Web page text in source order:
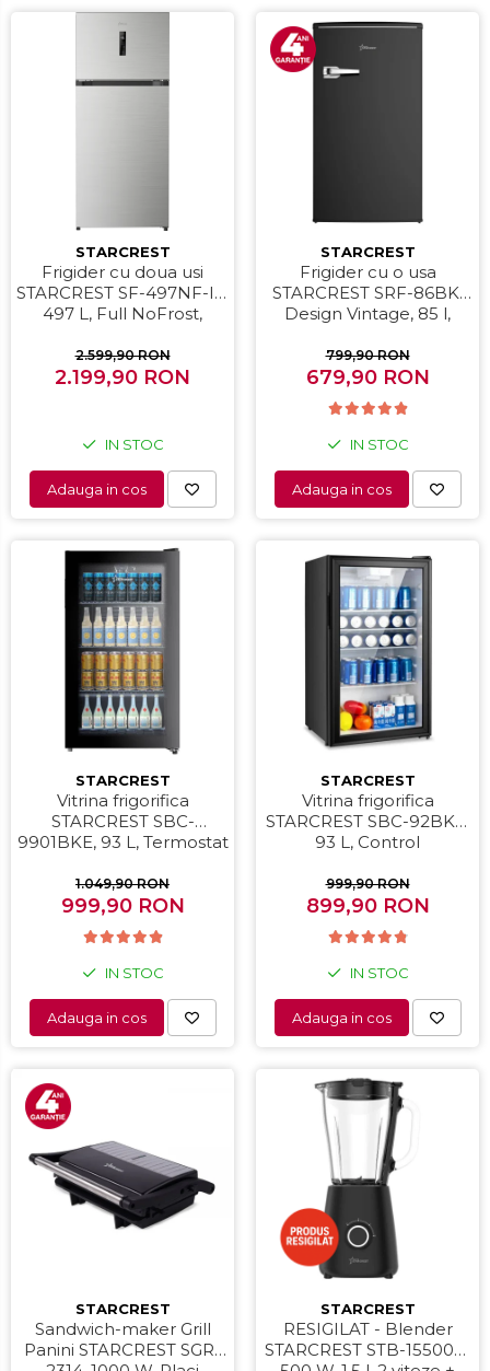
STARCREST
Frigider cu doua usi
STARCREST SF-497NF-IX,
497 L, Full NoFrost,
Clasa E, Display, Functie
super racire, Blocare
2.599,90 RON
2.199,90 RON
IN STOC
Adauga in cos
STARCREST
Frigider cu o usa
STARCREST SRF-86BK,
Design Vintage, 85 l,
interioara, H 84 cm,
Negru
799,90 RON
679,90 RON
IN STOC
Adauga in cos
STARCREST
Vitrina frigorifica
STARCREST SBC-
9901BKE, 93 L, Termostat
Usa sticla, H 84.5 cm,
Negru
1.049,90 RON
999,90 RON
IN STOC
Adauga in cos
STARCREST
Vitrina frigorifica
STARCREST SBC-92BKE,
93 L, Control
H 83.2 cm, Negru
999,90 RON
899,90 RON
IN STOC
Adauga in cos
STARCREST
Sandwich-maker Grill
Panini STARCREST SGR-
STARCREST
RESIGILAT - Blender
STARCREST STB-15500B,